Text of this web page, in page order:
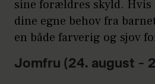
sine forældres skyld. Hvis
dine egne behov fra
en både farverig og sjov
Jomfru (24. august –